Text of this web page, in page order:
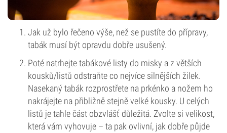
Jak už bylo řečeno výše, než se pustíte do přípravy,
tabák musí být opravdu dobře usušený.
Poté natrhejte tabákové listy do misky a z větších
kousků/listů odstraňte co nejvíce silnějších žilek.
Nasekaný tabák rozprostřete na prkénko a nožem ho
nakrájejte na přibližně stejně velké kousky. U celých
listů je tahle část obzvlášť důležitá. Zvolte si velikost,
která vám vyhovuje – ta pak ovlivní, jak dobře půjde